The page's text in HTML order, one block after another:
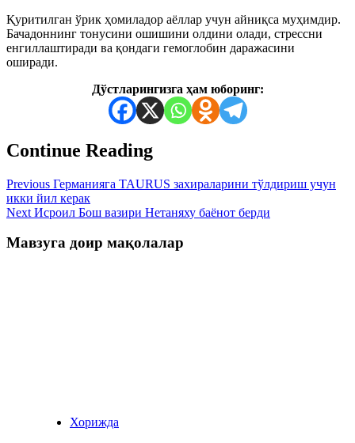
Қуритилган ўрик ҳомиладор аёллар учун айниқса муҳимдир.
Бачадоннинг тонусини ошишини олдини олади, стрессни
енгиллаштиради ва қондаги гемоглобин даражасини
оширади.
Дўстларингизга ҳам юборинг:
Continue Reading
Previous Германияга TAURUS захираларини тўлдириш учун
икки йил керак
Next Исроил Бош вазири Нетаняху баёнот берди
Мавзуга доир мақолалар
Хорижда